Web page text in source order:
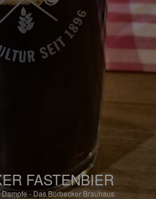
FASTENBIER
Dampfe - Das Borbecker Brauhaus.